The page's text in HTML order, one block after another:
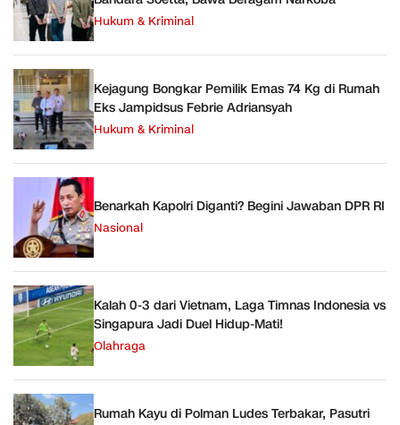
Hukum & Kriminal
Kejagung Bongkar Pemilik Emas 74 Kg di Rumah
Eks Jampidsus Febrie Adriansyah
Hukum & Kriminal
Benarkah Kapolri Diganti? Begini Jawaban DPR RI
Nasional
Kalah 0-3 dari Vietnam, Laga Timnas Indonesia vs
Singapura Jadi Duel Hidup-Mati!
Olahraga
Rumah Kayu di Polman Ludes Terbakar, Pasutri